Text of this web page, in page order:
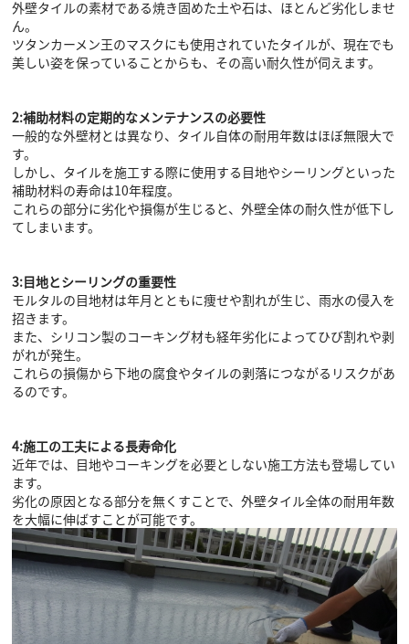
外壁タイルの素材である焼き固めた土や石は、ほとんど劣化しませ
ん。
ツタンカーメン王のマスクにも使用されていたタイルが、現在でも
美しい姿を保っていることからも、その高い耐久性が伺えます。
2:補助材料の定期的なメンテナンスの必要性
一般的な外壁材とは異なり、タイル自体の耐用年数はほぼ無限大で
す。
しかし、タイルを施工する際に使用する目地やシーリングといった
補助材料の寿命は10年程度。
これらの部分に劣化や損傷が生じると、外壁全体の耐久性が低下し
てしまいます。
3:目地とシーリングの重要性
モルタルの目地材は年月とともに痩せや割れが生じ、雨水の侵入を
招きます。
また、シリコン製のコーキング材も経年劣化によってひび割れや剥
がれが発生。
これらの損傷から下地の腐食やタイルの剥落につながるリスクがあ
るのです。
4:施工の工夫による長寿命化
近年では、目地やコーキングを必要としない施工方法も登場してい
ます。
劣化の原因となる部分を無くすことで、外壁タイル全体の耐用年数
を大幅に伸ばすことが可能です。